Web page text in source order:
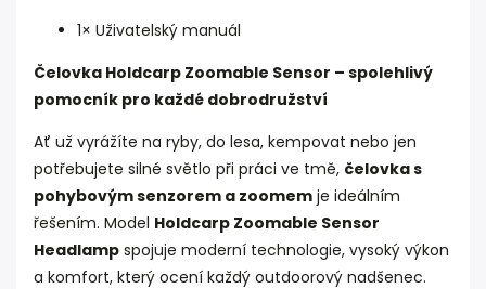
1× Uživatelský manuál
Čelovka Holdcarp Zoomable Sensor – spolehlivý
pomocník pro každé dobrodružství
Ať už vyrážíte na ryby, do lesa, kempovat nebo jen
potřebujete silné světlo při práci ve tmě, čelovka s
pohybovým senzorem a zoomem je ideálním
řešením. Model Holdcarp Zoomable Sensor
Headlamp spojuje moderní technologie, vysoký výkon
a komfort, který ocení každý outdoorový nadšenec.